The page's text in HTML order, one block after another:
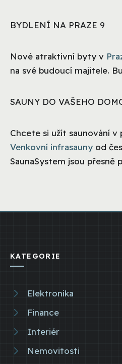
BYDLENÍ NA PRAZE 9
Nové atraktivní byty v
na své budoucí majitele.
SAUNY DO VAŠEHO
Chcete si užít saunování v
Venkovní infrasauny od
SaunaSystem jsou přesně
KATEGORIE
Elektronika
Finance
Interiér
Nemovitosti